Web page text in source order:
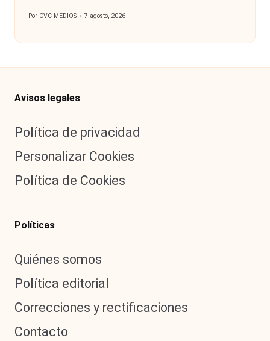
Publicado
Por CVC MEDIOS 7 agosto, 2026
Avisos legales
Política de privacidad
Personalizar Cookies
Política de Cookies
Políticas
Quiénes somos
Política editorial
Correcciones y rectificaciones
Contacto